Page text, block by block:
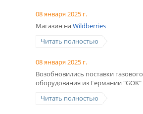
08 января 2025 г.
Магазин наWildberries
Читать полностью
08 января 2025 г.
Возобновились поставки газового
оборудования из Германии "GOK"
Читать полностью